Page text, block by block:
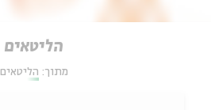
הליטאים
מתוך: הליטאים